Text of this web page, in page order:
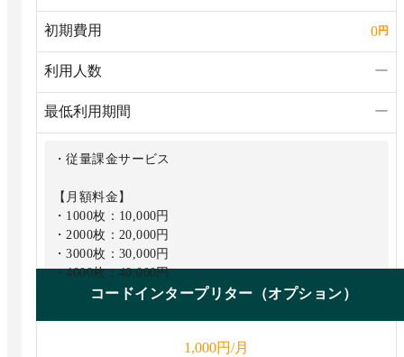
初期費用 0円
利用人数 ー
最低利用期間 ー
・従量課金サービス
【月額料金】
・1000枚：10,000円
・2000枚：20,000円
・3000枚：30,000円
・4000枚：40,000円
コードインタープリター（オプション）
1,000円/月